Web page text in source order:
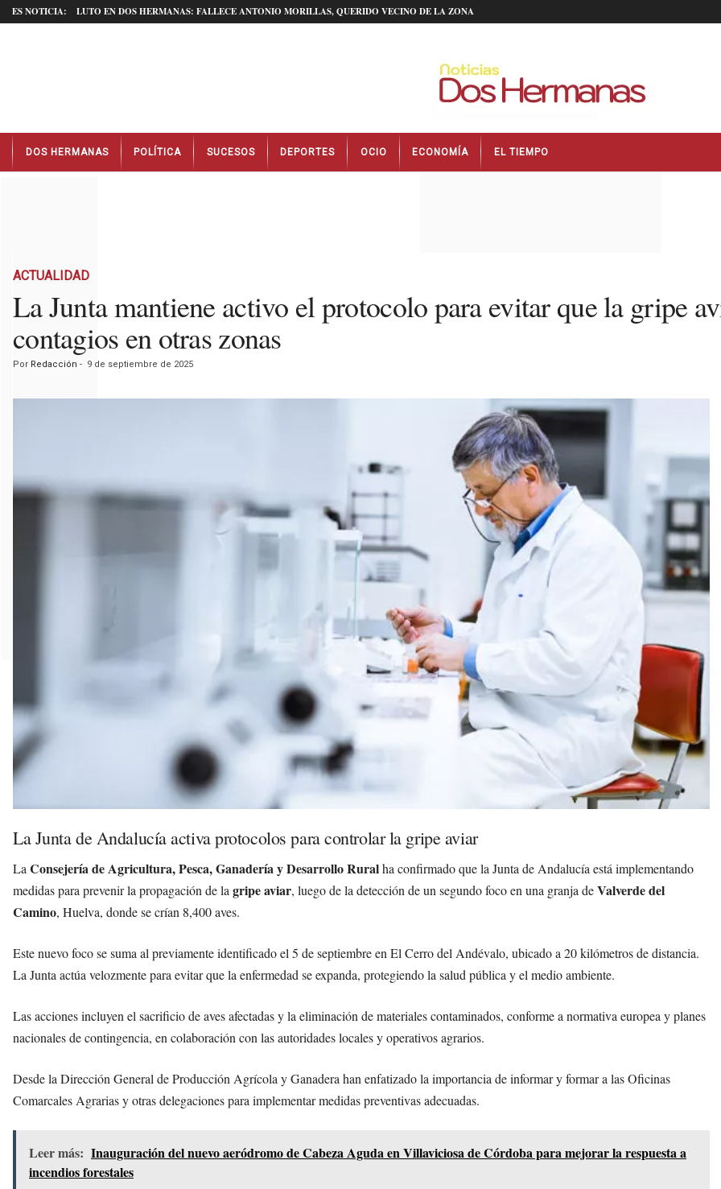
ES NOTICIA: LUTO EN DOS HERMANAS: FALLECE ANTONIO MORILLAS, QUERIDO VECINO DE LA ZONA
t
DOS HERMANAS POLÍTICA SUCESOS DEPORTES OCIO ECONOMÍA EL TIEMPO
ACTUALIDAD
La Junta mantiene activo el protocolo para evitar que la gripe
contagios en otras zonas
Por Redacción - 9 de septiembre de 2025
La Junta de Andalucía activa protocolos para controlar la gripe aviar
LaConsejería de Agricultura, Pesca, Ganadería y Desarrollo Ruralha confirmado que la Junta de Andalucía está implementando
medidas para prevenir la propagación de lagripe aviar, luego de la detección de un segundo foco en una granja deValverde del
Camino, Huelva, donde se crían 8,400 aves.
Este nuevo foco se suma al previamente identificado el 5 de septiembre en El Cerro del Andévalo, ubicado a 20 kilómetros de distancia.
La Junta actúa velozmente para evitar que la enfermedad se expanda, protegiendo la salud pública y el medio ambiente.
Las acciones incluyen el sacrificio de aves afectadas y la eliminación de materiales contaminados, conforme a normativa europea y planes
nacionales de contingencia, en colaboración con las autoridades locales y operativos agrarios.
Desde la Dirección General de Producción Agrícola y Ganadera han enfatizado la importancia de informar y formar a las Oficinas
Comarcales Agrarias y otras delegaciones para implementar medidas preventivas adecuadas.
Leer más: Inauguración del nuevo aeródromo de Cabeza Aguda en Villaviciosa de Córdoba para mejorar la respuesta a
incendios forestales